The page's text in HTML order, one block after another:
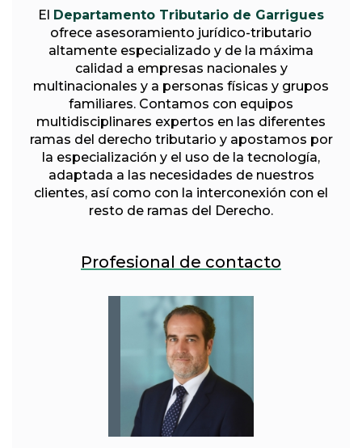
El Departamento Tributario de Garrigues
ofrece asesoramiento jurídico-tributario
altamente especializado y de la máxima
calidad a empresas nacionales y
multinacionales y a personas físicas y grupos
familiares. Contamos con equipos
multidisciplinares expertos en las diferentes
ramas del derecho tributario y apostamos por
la especialización y el uso de la tecnología,
adaptada a las necesidades de nuestros
clientes, así como con la interconexión con el
resto de ramas del Derecho.
Profesional de contacto